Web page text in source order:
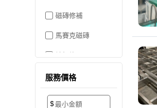
磁磚修補
馬賽克磁磚
地板維修
地板拋光打蠟
服務價格
$